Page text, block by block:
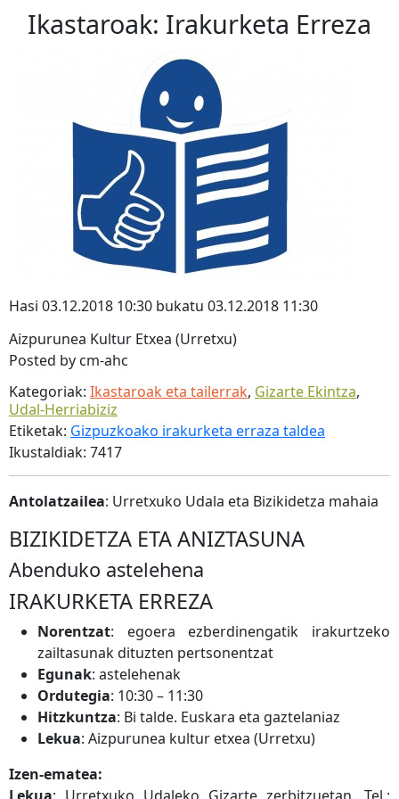
Ikastaroak: Irakurketa Erreza
Hasi 03.12.2018 10:30 bukatu 03.12.2018 11:30
Aizpurunea Kultur Etxea (Urretxu)
Posted by cm-ahc
Kategoriak: Ikastaroak eta tailerrak, Gizarte Ekintza,
Udal-Herriabiziz
Etiketak: Gizpuzkoako irakurketa erraza taldea
Ikustaldiak: 7417
Antolatzailea: Urretxuko Udala eta Bizikidetza mahaia
BIZIKIDETZA ETA ANIZTASUNA
Abenduko astelehena
IRAKURKETA ERREZA
Norentzat: egoera ezberdinengatik irakurtzeko
zailtasunak dituzten pertsonentzat
Egunak: astelehenak
Ordutegia: 10:30 – 11:30
Hitzkuntza: Bi talde. Euskara eta gaztelaniaz
Lekua: Aizpurunea kultur etxea (Urretxu)
Izen-ematea: